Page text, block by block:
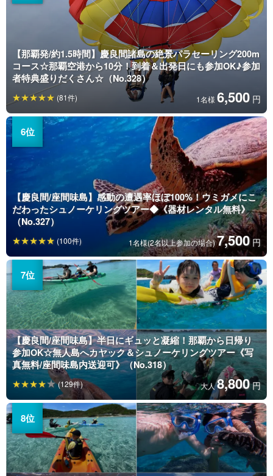
【那覇発/約1.5時間】慶良間諸島の絶景パラセーリング200m
コース☆那覇空港から10分！到着＆出発日にも参加OK♪参加
者特典盛りだくさん☆（No.328）
1名様 6,500 円
(81件)
【慶良間/座間味島】感動の遭遇率ほぼ100%！ウミガメにこ
だわったシュノーケリングツアー◆《器材レンタル無料》
（No.327）
1名様(2名以上参加の場合)7,500 円
(100件)
【慶良間/座間味島】半日にギュッと凝縮！那覇から日帰り
参加OK☆無人島へカヤック＆シュノーケリングツアー《写
真無料/座間味島内送迎可》（No.318）
大人8,800 円
(129件)